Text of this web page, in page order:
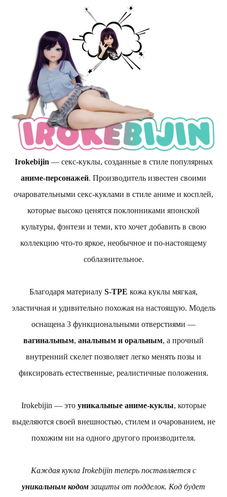
Irokebijin — секс-куклы, созданные в стиле популярных
аниме-персонажей. Производитель известен своими
очаровательными секс-куклами в стиле аниме и косплей,
которые высоко ценятся поклонниками японской
культуры, фэнтези и теми, кто хочет добавить в свою
коллекцию что-то яркое, необычное и по-настоящему
соблазнительное.
Благодаря материалу S-TPE кожа куклы мягкая,
эластичная и удивительно похожая на настоящую. Модель
оснащена 3 функциональными отверстиями —
вагинальным, анальным и оральным, а прочный
внутренний скелет позволяет легко менять позы и
фиксировать естественные, реалистичные положения.
Irokebijin — это уникальные аниме-куклы, которые
выделяются своей внешностью, стилем и очарованием, не
похожим ни на одного другого производителя.
Каждая кукла Irokebijin теперь поставляется с
уникальным кодом защиты от подделок. Код будет